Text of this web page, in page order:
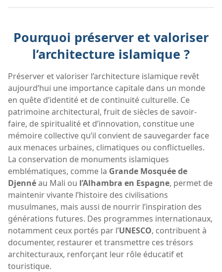
Pourquoi préserver et valoriser
l’architecture islamique ?
Préserver et valoriser l’architecture islamique revêt
aujourd’hui une importance capitale dans un monde
en quête d’identité et de continuité culturelle. Ce
patrimoine architectural, fruit de siècles de savoir-
faire, de spiritualité et d’innovation, constitue une
mémoire collective qu’il convient de sauvegarder face
aux menaces urbaines, climatiques ou conflictuelles.
La conservation de monuments islamiques
emblématiques, comme la Grande Mosquée de
Djennéau Mali ou l’Alhambra en Espagne, permet de
maintenir vivante l’histoire des civilisations
musulmanes, mais aussi de nourrir l’inspiration des
générations futures. Des programmes internationaux,
notamment ceux portés par l’UNESCO, contribuent à
documenter, restaurer et transmettre ces trésors
architecturaux, renforçant leur rôle éducatif et
touristique.